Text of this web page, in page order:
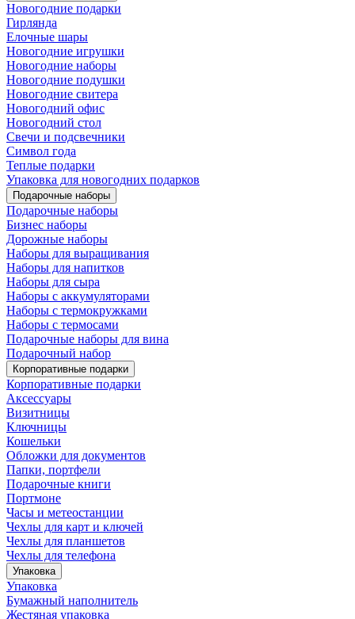
Новогодние подарки
Гирлянда
Елочные шары
Новогодние игрушки
Новогодние наборы
Новогодние подушки
Новогодние свитера
Новогодний офис
Новогодний стол
Свечи и подсвечники
Символ года
Теплые подарки
Упаковка для новогодних подарков
Подарочные наборы
Подарочные наборы
Бизнес наборы
Дорожные наборы
Наборы для выращивания
Наборы для напитков
Наборы для сыра
Наборы с аккумуляторами
Наборы с термокружками
Наборы с термосами
Подарочные наборы для вина
Подарочный набор
Корпоративные подарки
Корпоративные подарки
Аксессуары
Визитницы
Ключницы
Кошельки
Обложки для документов
Папки, портфели
Подарочные книги
Портмоне
Часы и метеостанции
Чехлы для карт и ключей
Чехлы для планшетов
Чехлы для телефона
Упаковка
Упаковка
Бумажный наполнитель
Жестяная упаковка